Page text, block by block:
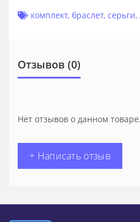
комплект, браслет, серьги,
Отзывов (0)
Нет отзывов о данном товаре.
+ Написать отзыв